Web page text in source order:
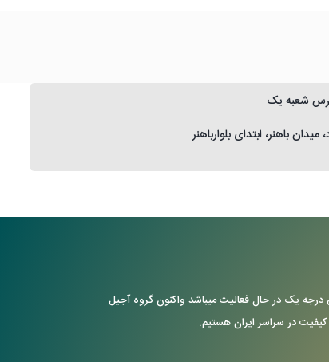
شعبه یک
میدان باهنر، ابتدای بلوارباهنر
ی اجناس درجه یک در حال فعالیت میباشد واکنون گروه آجیل
کیفیت در سراسر ایران هستیم.